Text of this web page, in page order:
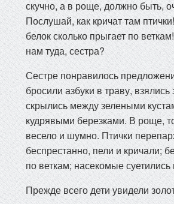
скучно, а в роще, должно быть,
Послушай, как кричат там
белок сколько прыгает по
нам туда, сестра?
Сестре понравилось
бросили азбуки в траву, взялись
скрылись между зелеными
кудрявыми березками. В роще,
весело и шумно. Птички
беспрестанно, пели и кричали;
по веткам; насекомые суетились
Прежде всего дети увидели